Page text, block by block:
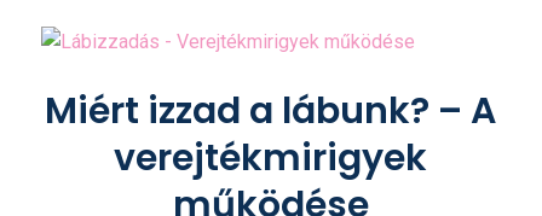
Miért izzad a lábunk? – A
verejtékmirigyek
működése